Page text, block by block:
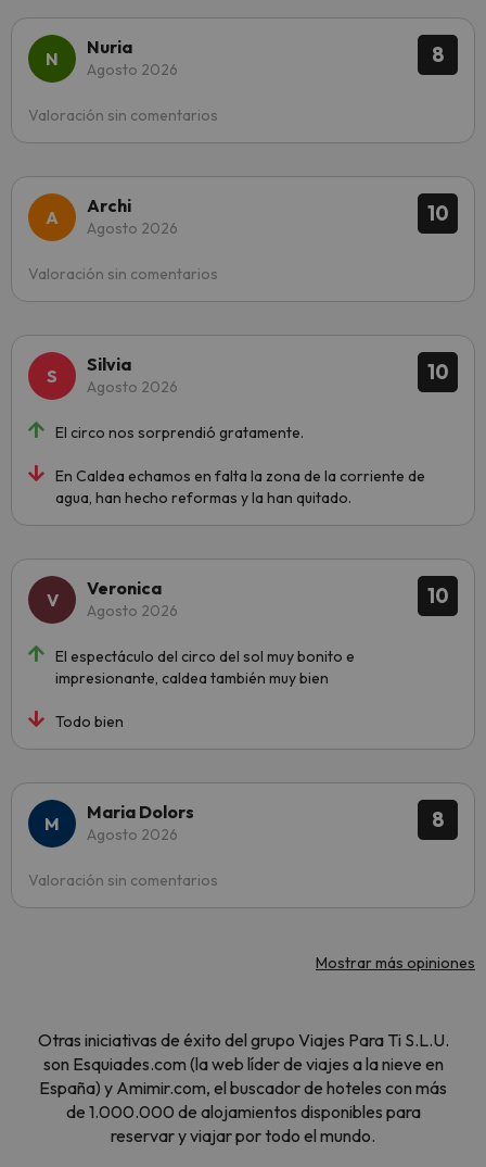
8
Nuria
Agosto 2026
Valoración sin comentarios
10
Archi
Agosto 2026
Valoración sin comentarios
10
Silvia
Agosto 2026
El circo nos sorprendió gratamente.
En Caldea echamos en falta la zona de la corriente de
agua, han hecho reformas y la han quitado.
10
Veronica
Agosto 2026
El espectáculo del circo del sol muy bonito e
impresionante, caldea también muy bien
Todo bien
8
Maria Dolors
Agosto 2026
Valoración sin comentarios
Mostrar más opiniones
Otras iniciativas de éxito del grupo Viajes Para Ti S.L.U.
son Esquiades.com (la web líder de viajes a la nieve en
España) y Amimir.com, el buscador de hoteles con más
de 1.000.000 de alojamientos disponibles para
reservar y viajar por todo el mundo.